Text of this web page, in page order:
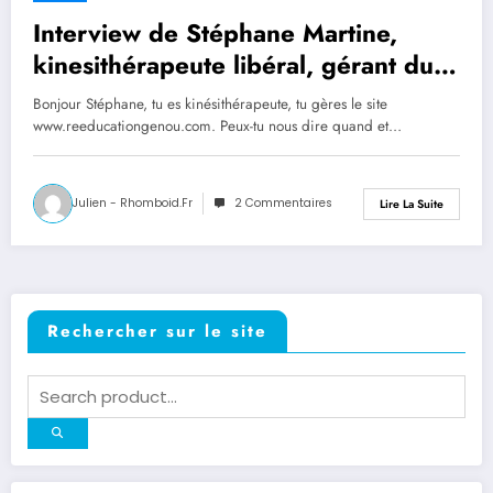
Interview de Stéphane Martine,
kinesithérapeute libéral, gérant du
site reeducationgenou.com.
Bonjour Stéphane, tu es kinésithérapeute, tu gères le site
www.reeducationgenou.com. Peux-tu nous dire quand et…
Julien - Rhomboid.fr 2 Commentaires Lire La Suite
Rechercher sur le site